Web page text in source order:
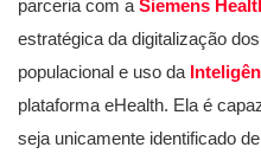
parceria com a Siemens
estratégica da digitalização
populacional e uso da
plataforma eHealth. Ela é
seja unicamente identificado